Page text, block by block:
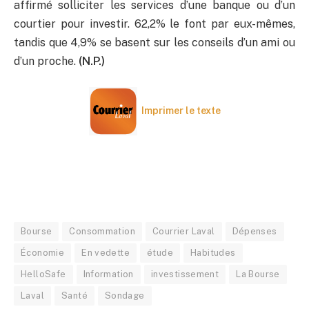
affirmé solliciter les services d’une banque ou d’un
courtier pour investir. 62,2% le font par eux-mêmes,
tandis que 4,9% se basent sur les conseils d’un ami ou
d’un proche. (N.P.)
Imprimer le texte
Bourse Consommation Courrier Laval Dépenses
Économie En vedette étude Habitudes
HelloSafe Information investissement La Bourse
Laval Santé Sondage